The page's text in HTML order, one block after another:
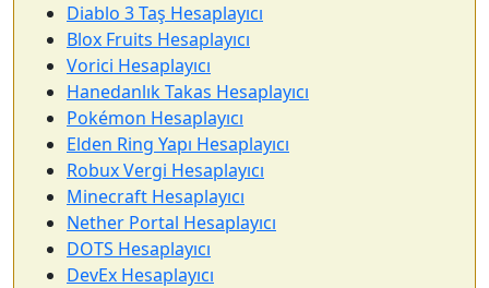
Diablo 3 Taş Hesaplayıcı
Blox Fruits Hesaplayıcı
Vorici Hesaplayıcı
Hanedanlık Takas Hesaplayıcı
Pokémon Hesaplayıcı
Elden Ring Yapı Hesaplayıcı
Robux Vergi Hesaplayıcı
Minecraft Hesaplayıcı
Nether Portal Hesaplayıcı
DOTS Hesaplayıcı
DevEx Hesaplayıcı